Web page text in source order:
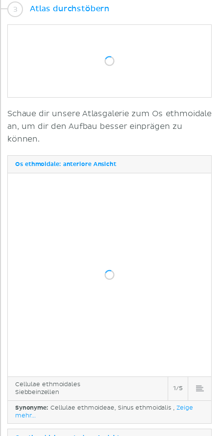
Atlas durchstöbern
Schaue dir unsere Atlasgalerie zum Os ethmoidale
an, um dir den Aufbau besser einprägen zu
können.
Os ethmoidale: anteriore Ansicht
Cellulae ethmoidales
Siebbeinzellen
1/5
Synonyme: Cellulae ethmoideae, Sinus ethmoidalis ,Zeige
mehr...